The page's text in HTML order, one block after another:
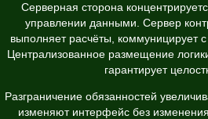
Серверная сторона
управлении данными. Сервер
выполняет расчёты, коммуницирует
Централизованное размещение
гарантирует
Разграничение обязанностей
изменяют интерфейс без